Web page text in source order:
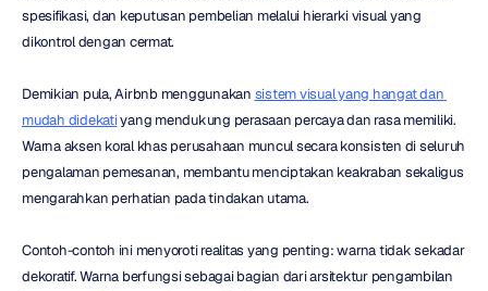
spesifikasi, dan keputusan pembelian melalui hierarki visual yang
dikontrol dengan cermat.
Demikian pula, Airbnb menggunakan sistem visual yang hangat dan
mudah didekati yang mendukung perasaan percaya dan rasa memiliki.
Warna aksen koral khas perusahaan muncul secara konsisten di seluruh
pengalaman pemesanan, membantu menciptakan keakraban sekaligus
mengarahkan perhatian pada tindakan utama.
Contoh-contoh ini menyoroti realitas yang penting: warna tidak sekadar
dekoratif. Warna berfungsi sebagai bagian dari arsitektur pengambilan